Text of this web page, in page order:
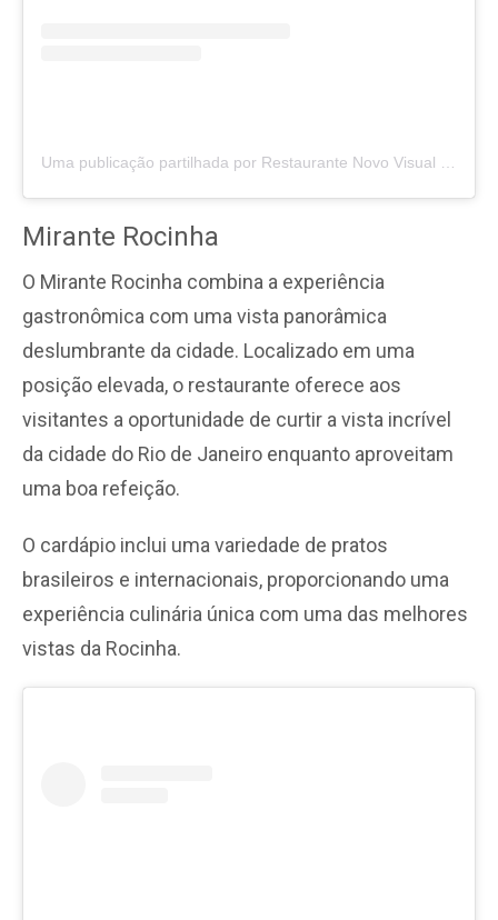
Uma publicação partilhada por Restaurante Novo Visual (@novo_visual_restaurante)
Mirante Rocinha
O Mirante Rocinha combina a experiência
gastronômica com uma vista panorâmica
deslumbrante da cidade. Localizado em uma
posição elevada, o restaurante oferece aos
visitantes a oportunidade de curtir a vista incrível
da cidade do Rio de Janeiro enquanto aproveitam
uma boa refeição.
O cardápio inclui uma variedade de pratos
brasileiros e internacionais, proporcionando uma
experiência culinária única com uma das melhores
vistas da Rocinha.